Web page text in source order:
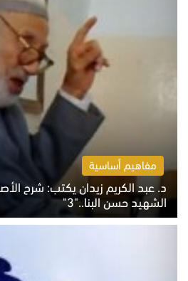
مفاهيم أساسية
د. عبد الكريم زيدان يكتب: شرح
الشهيد حسن البنا.."3"
الثلاثاء 4 أغسطس 2026 01:04 م